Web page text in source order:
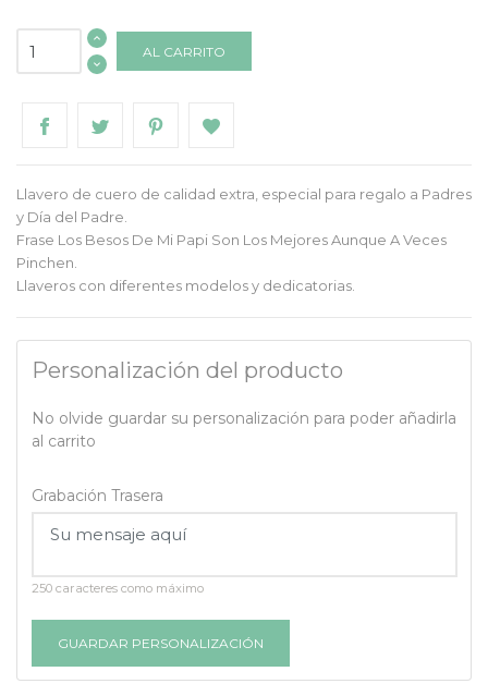
AL CARRITO
Llavero de cuero de calidad extra, especial para regalo a Padres
y Día del Padre.
Frase Los Besos De Mi Papi Son Los Mejores Aunque A Veces
Pinchen.
Llaveros con diferentes modelos y dedicatorias.
Personalización del producto
No olvide guardar su personalización para poder añadirla
al carrito
Grabación Trasera
250 caracteres como máximo
GUARDAR PERSONALIZACIÓN